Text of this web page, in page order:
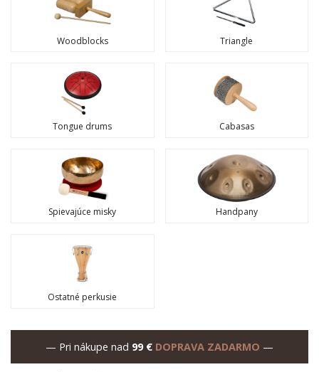
Woodblocks Triangle
Tongue drums Cabasas
Spievajúce misky Handpany
Ostatné perkusie
— Pri nákupe nad 99 € DOPRAVA ZADARMO —